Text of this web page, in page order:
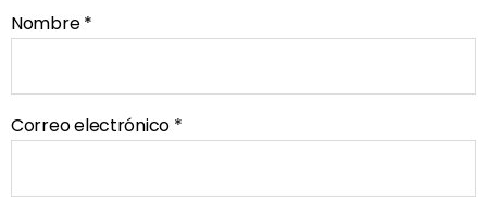
Nombre*
Correo electrónico *